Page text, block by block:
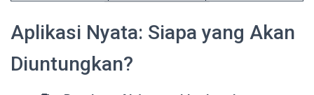
Aplikasi Nyata: Siapa yang Akan
Diuntungkan?